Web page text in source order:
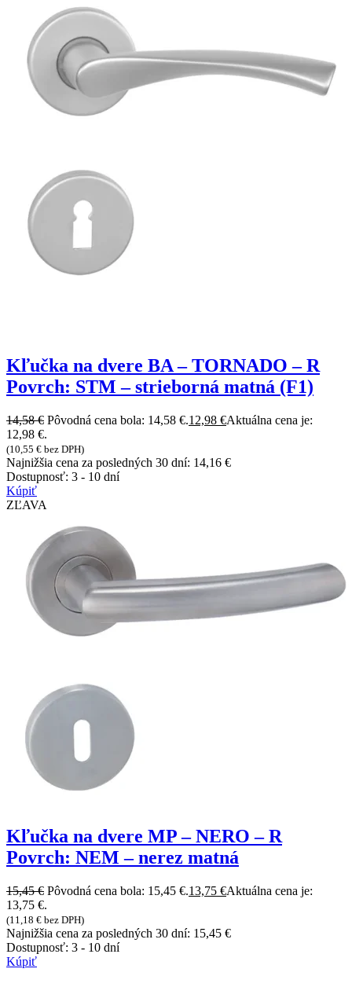
Kľučka na dvere BA – TORNADO – R
Povrch: STM – strieborná matná (F1)
14,58€ Pôvodná cena bola: 14,58 €.12,98 €Aktuálna cena je:
12,98 €.
(10,55 € bez DPH)
Najnižšia cena za posledných 30 dní: 14,16 €
Dostupnosť: 3 - 10 dní
Kúpiť
ZĽAVA
Kľučka na dvere MP – NERO – R
Povrch: NEM – nerez matná
15,45€ Pôvodná cena bola: 15,45 €.13,75 €Aktuálna cena je:
13,75 €.
(11,18 € bez DPH)
Najnižšia cena za posledných 30 dní: 15,45 €
Dostupnosť: 3 - 10 dní
Kúpiť